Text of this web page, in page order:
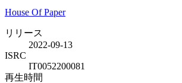
House Of Paper
リリース
2022-09-13
ISRC
IT0052200081
再生時間